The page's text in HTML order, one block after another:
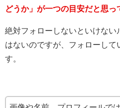
どうか」が一つの目安だと思っ
絶対フォローしないといけな
はないのですが、フォローして
す。